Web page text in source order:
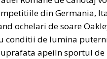
din Germania,
ochelari de soare
conditii de lumina
apeiIn sportul de